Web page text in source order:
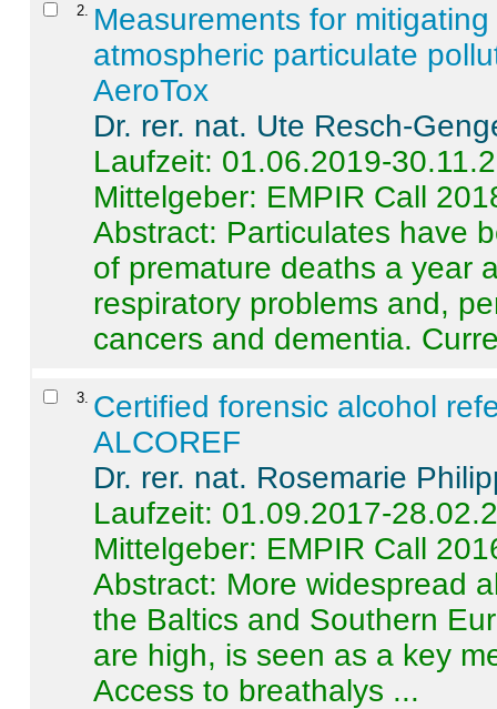
2
Measurements for
atmospheric particulate
AeroTox
Dr. rer. nat. Ute Resch-
Laufzeit: 01.06.2019-
Mittelgeber: EMPIR Call
Abstract: Particulates have
of premature deaths a year
respiratory problems and,
cancers and dementia.
3 Certified forensic alcohol
ALCOREF
Dr. rer. nat. Rosemarie
Laufzeit: 01.09.2017-
Mittelgeber: EMPIR Call
Abstract: More widespread
the Baltics and Southern
are high, is seen as a key
Access to breathalys ...